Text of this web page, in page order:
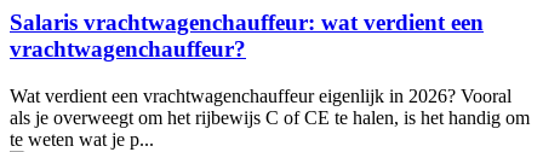
Salaris vrachtwagenchauffeur: wat verdient een
vrachtwagenchauffeur?
Wat verdient een vrachtwagenchauffeur eigenlijk in 2026? Vooral
als je overweegt om het rijbewijs C of CE te halen, is het handig om
te weten wat je p...